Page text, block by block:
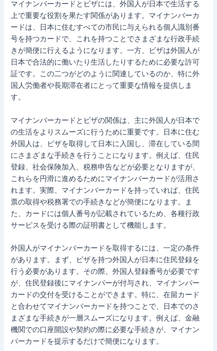
マイナンバーカードとビザには、外国人が日本で生活する
上で重要な役割を果たす関係があります。マイナンバーカ
ードは、日本に住むすべての市民に与えられる個人識別番
号を持つカードで、これを持つことでさまざまな行政手続
きが簡便に行えるようになります。一方、ビザは外国人が
日本で合法的に働いたり生活したりするために必要な許可
証です。この二つがどのように関連しているのか、特に外
国人労働者や長期滞在者にとって重要な情報を提供しま
す。
マイナンバーカードとビザの関係は、主に外国人が日本で
の生活をよりスムーズに行うために重要です。日本に住む
外国人は、ビザを取得して日本に入国し、滞在している間
にさまざまな手続きを行うことになります。例えば、住民
登録、社会保険加入、税務申告などが必要となりますが、
これらを円滑に進めるためにマイナンバーカードが活用さ
れます。実際、マイナンバーカードを持っていれば、住民
票の取得や税務署での手続きなどが簡便になります。ま
た、カードには個人番号が記載されているため、各種行政
サービスを受ける際の証明書として機能します。
外国人がマイナンバーカードを取得するには、一定の条件
があります。まず、ビザを持つ外国人が日本に住民登録を
行う必要があります。その際、外国人登録番号が必要です
が、住民登録後にマイナンバーが付与され、マイナンバー
カードの交付を受けることができます。特に、在留カード
と合わせてマイナンバーカードを持つことで、日本でのさ
まざまな手続きが一層スムーズになります。例えば、金融
機関での口座開設や契約の際に必要な手続きが、マイナン
バーカードを提示するだけで簡便になります。